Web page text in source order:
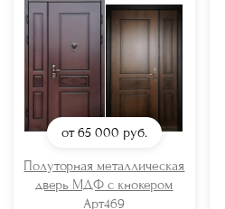
от 65 000 руб.
Полуторная металлическая
дверь МДФ с кнокером
Арт469